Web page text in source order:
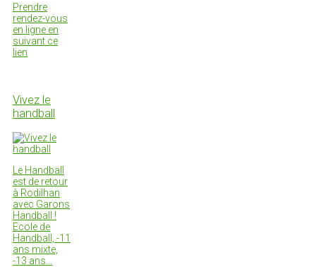
Prendre
rendez-vous
en ligne en
suivant ce
lien
Vivez le
handball
Le Handball
est de retour
à Rodilhan
avec Garons
Handball !
Ecole de
Handball, -11
ans mixte,
-13 ans…